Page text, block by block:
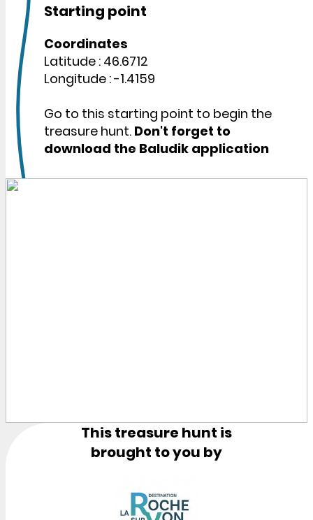
Starting point
Coordinates
Latitude : 46.6712
Longitude : -1.4159
Go to this starting point to begin the
treasure hunt. Don't forget to
download the Baludik application
This treasure hunt is
brought to you by